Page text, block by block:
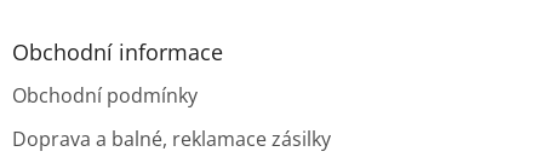
Obchodní informace
Obchodní podmínky
Doprava a balné, reklamace zásilky